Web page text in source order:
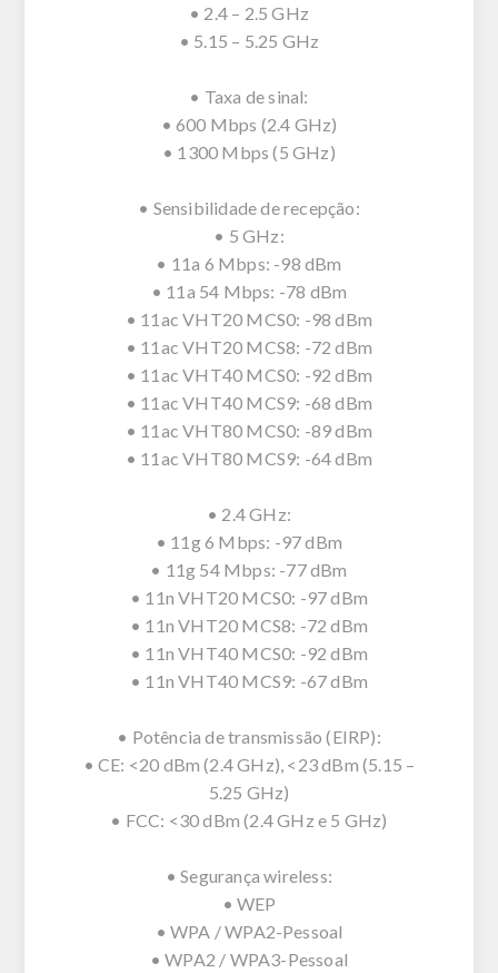
• 2.4 – 2.5 GHz
• 5.15 – 5.25 GHz
• Taxa de sinal:
• 600 Mbps (2.4 GHz)
• 1300 Mbps (5 GHz)
• Sensibilidade de recepção:
• 5 GHz:
• 11a 6 Mbps: -98 dBm
• 11a 54 Mbps: -78 dBm
• 11ac VHT20 MCS0: -98 dBm
• 11ac VHT20 MCS8: -72 dBm
• 11ac VHT40 MCS0: -92 dBm
• 11ac VHT40 MCS9: -68 dBm
• 11ac VHT80 MCS0: -89 dBm
• 11ac VHT80 MCS9: -64 dBm
• 2.4 GHz:
• 11g 6 Mbps: -97 dBm
• 11g 54 Mbps: -77 dBm
• 11n VHT20 MCS0: -97 dBm
• 11n VHT20 MCS8: -72 dBm
• 11n VHT40 MCS0: -92 dBm
• 11n VHT40 MCS9: -67 dBm
• Potência de transmissão (EIRP):
• CE: <20 dBm (2.4 GHz), <23 dBm (5.15 –
5.25 GHz)
• FCC: <30 dBm (2.4 GHz e 5 GHz)
• Segurança wireless:
• WEP
• WPA / WPA2-Pessoal
• WPA2 / WPA3-Pessoal